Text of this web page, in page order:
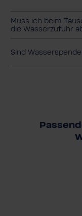
Muss ich beim
die Wasserzufuhr
Sind